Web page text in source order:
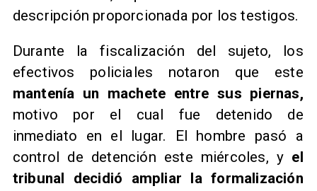
descripción proporcionada por los testigos.
Durante la fiscalización del sujeto, los
efectivos policiales notaron que este
mantenía un machete entre sus piernas,
motivo por el cual fue detenido de
inmediato en el lugar. El hombre pasó a
control de detención este miércoles, y el
tribunal decidió ampliar la formalización